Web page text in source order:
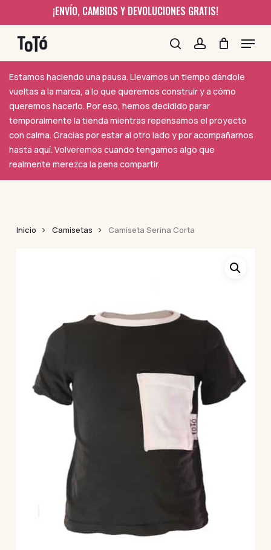
main
content
¡ENVÍO, CAMBIOS Y DEVOLUCIONES GRATIS!
searchaccount
Menu
Estamos haciendo una pausa. Llevamos un tiempo dándole
vueltas a la marca, a lo que queremos construir y a cómo
queremos hacerlo. Por eso, hemos decidido parar
temporalmente la tienda mientras repensamos el proyecto
con calma. Gracias por estar al otro lado y por acompañarnos
hasta aquí. Volveremos cuando tengamos algo que
realmente merezca la pena compartir.
Inicio Camisetas Camiseta Serina Corta